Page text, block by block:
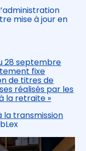
mise à jour en
28 septembre
fixe
de titres de
réalisés par les
la retraite »
la transmission